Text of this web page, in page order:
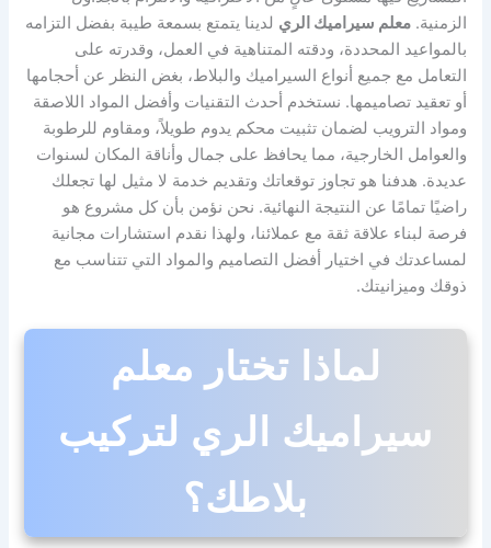
الزمنية.معلم سيراميك الري لدينا يتمتع بسمعة طيبة بفضل التزامه
بالمواعيد المحددة، ودقته المتناهية في العمل، وقدرته على
التعامل مع جميع أنواع السيراميك والبلاط، بغض النظر عن أحجامها
أو تعقيد تصاميمها. نستخدم أحدث التقنيات وأفضل المواد اللاصقة
ومواد الترويب لضمان تثبيت محكم يدوم طويلاً، ومقاوم للرطوبة
والعوامل الخارجية، مما يحافظ على جمال وأناقة المكان لسنوات
عديدة. هدفنا هو تجاوز توقعاتك وتقديم خدمة لا مثيل لها تجعلك
راضيًا تمامًا عن النتيجة النهائية. نحن نؤمن بأن كل مشروع هو
فرصة لبناء علاقة ثقة مع عملائنا، ولهذا نقدم استشارات مجانية
لمساعدتك في اختيار أفضل التصاميم والمواد التي تتناسب مع
ذوقك وميزانيتك.
لماذا تختار معلم
سيراميك الري لتركيب
بلاطك؟